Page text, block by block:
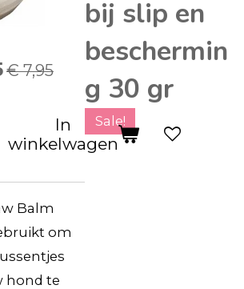
bij slip en
beschermin
g 30 gr
Sale!
€ 7,95
In
winkelwagen
Balm
om
hond te